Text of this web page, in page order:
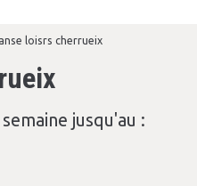
jusqu'au :